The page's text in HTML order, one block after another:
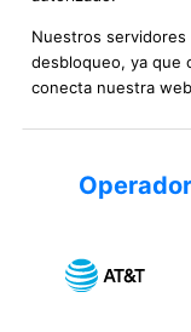
Nuestros
desbloqueo, ya que
conecta nuestra